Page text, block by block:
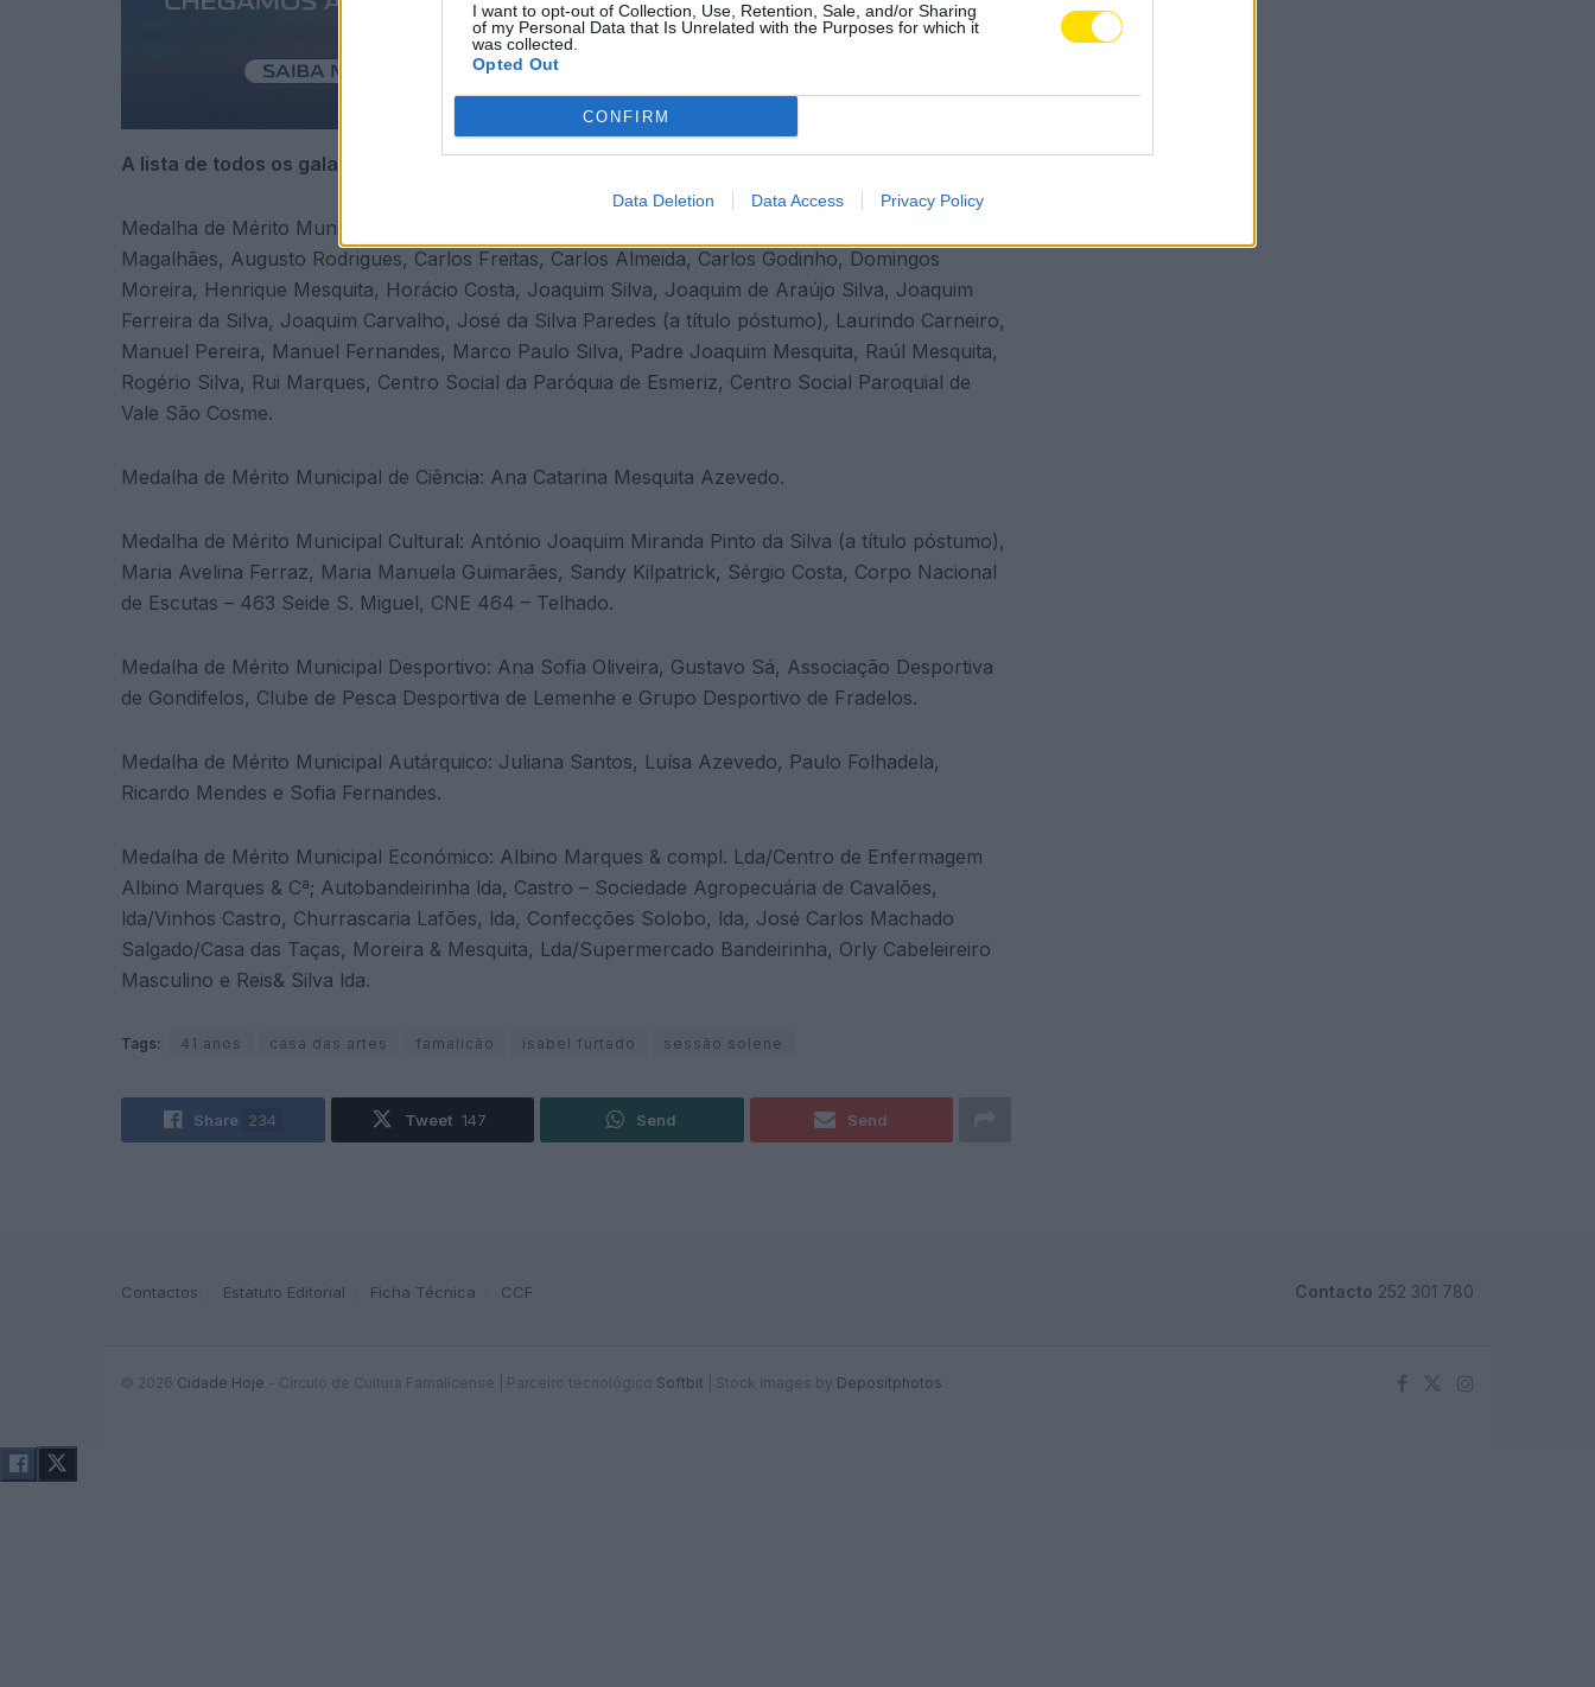
I want to opt-out of Collection, Use, Retention, Sale, and/or Sharing
of my Personal Data that Is Unrelated with the Purposes for which it
was collected.
Opted Out
CONFIRM
Data Deletion Data Access Privacy Policy
A lista de todos os galardoados:
Medalha de Mérito Municipal de Benemerência: António Cardoso, António Fonseca, Augusto
Magalhães, Augusto Rodrigues, Carlos Freitas, Carlos Almeida, Carlos Godinho, Domingos
Moreira, Henrique Mesquita, Horácio Costa, Joaquim Silva, Joaquim de Araújo Silva, Joaquim
Ferreira da Silva, Joaquim Carvalho, José da Silva Paredes (a título póstumo), Laurindo Carneiro,
Manuel Pereira, Manuel Fernandes, Marco Paulo Silva, Padre Joaquim Mesquita, Raúl Mesquita,
Rogério Silva, Rui Marques, Centro Social da Paróquia de Esmeriz, Centro Social Paroquial de
Vale São Cosme.
Medalha de Mérito Municipal de Ciência: Ana Catarina Mesquita Azevedo.
Medalha de Mérito Municipal Cultural: António Joaquim Miranda Pinto da Silva (a título póstumo),
Maria Avelina Ferraz, Maria Manuela Guimarães, Sandy Kilpatrick, Sérgio Costa, Corpo Nacional
de Escutas – 463 Seide S. Miguel, CNE 464 – Telhado.
Medalha de Mérito Municipal Desportivo: Ana Sofia Oliveira, Gustavo Sá, Associação Desportiva
de Gondifelos, Clube de Pesca Desportiva de Lemenhe e Grupo Desportivo de Fradelos.
Medalha de Mérito Municipal Autárquico: Juliana Santos, Luísa Azevedo, Paulo Folhadela,
Ricardo Mendes e Sofia Fernandes.
Medalha de Mérito Municipal Económico: Albino Marques & compl. Lda/Centro de Enfermagem
Albino Marques & Cª; Autobandeirinha lda, Castro – Sociedade Agropecuária de Cavalões,
lda/Vinhos Castro, Churrascaria Lafões, lda, Confecções Solobo, lda, José Carlos Machado
Salgado/Casa das Taças, Moreira & Mesquita, Lda/Supermercado Bandeirinha, Orly Cabeleireiro
Masculino e Reis& Silva lda.
Tags: 41 anos casa das artes famalicão isabel furtado sessão solene
Share 234 Tweet 147 Send Send
Contactos Estatuto Editorial Ficha Técnica CCF Contacto 252 301 780
© 2026 Cidade Hoje - Circulo de Cultura Famalicense | Parceiro tecnológico Softbit Stock images by Depositphotos